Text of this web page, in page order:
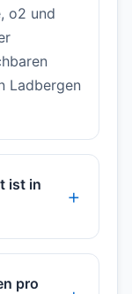
o2 und
Ladbergen
ist in
pro